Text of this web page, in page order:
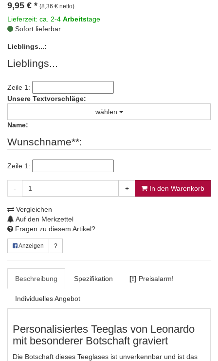
9,95 € * (8,36 € netto)
Lieferzeit: ca. 2-4 Arbeitstage
Sofort lieferbar
Lieblings...:
Lieblings...
Zeile 1:
Unsere Textvorschläge:
wählen
Name:
Wunschname**:
Zeile 1:
- + In den Warenkorb
Vergleichen
Auf den Merkzettel
Fragen zu diesem Artikel?
Anzeigen ?
Beschreibung Spezifikation [!] Preisalarm!
Individuelles Angebot
Personalisiertes Teeglas von Leonardo
mit besonderer Botschaft graviert
Die Botschaft dieses Teeglases ist unverkennbar und ist das